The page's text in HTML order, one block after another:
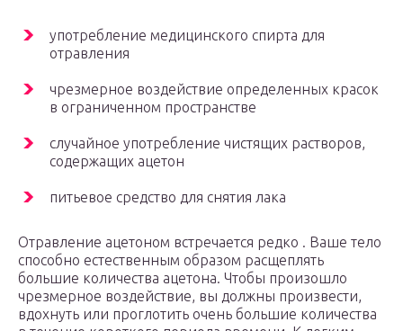
употребление медицинского спирта для
отравления
чрезмерное воздействие определенных красок
в ограниченном пространстве
случайное употребление чистящих растворов,
содержащих ацетон
питьевое средство для снятия лака
Отравление ацетоном встречается редко . Ваше тело
способно естественным образом расщеплять
большие количества ацетона. Чтобы произошло
чрезмерное воздействие, вы должны произвести,
вдохнуть или проглотить очень большие количества